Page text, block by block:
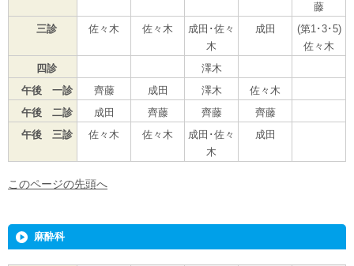
藤
三診
佐々木 佐々木
成田･佐々
木
成田
(第1･3･5)
佐々木
四診
澤木
午後 一診
齊藤 成田 澤木
佐々木
午後 二診
成田 齊藤 齊藤
齊藤
午後 三診
佐々木 佐々木
成田･佐々
木
成田
このページの先頭へ
麻酔科